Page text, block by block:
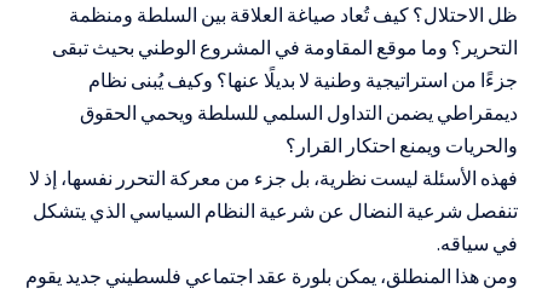
ظل الاحتلال؟ كيف تُعاد صياغة العلاقة بين السلطة ومنظمة
التحرير؟ وما موقع المقاومة في المشروع الوطني بحيث تبقى
جزءًا من استراتيجية وطنية لا بديلًا عنها؟ وكيف يُبنى نظام
ديمقراطي يضمن التداول السلمي للسلطة ويحمي الحقوق
والحريات ويمنع احتكار القرار؟
فهذه الأسئلة ليست نظرية، بل جزء من معركة التحرر نفسها، إذ لا
تنفصل شرعية النضال عن شرعية النظام السياسي الذي يتشكل
في سياقه.
ومن هذا المنطلق، يمكن بلورة عقد اجتماعي فلسطيني جديد يقوم